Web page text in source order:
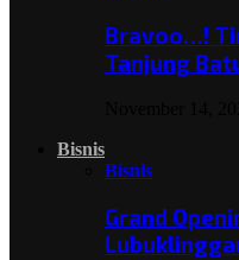
Bravoo…!
Tanjung
Bisnis
Bisnis
Grand